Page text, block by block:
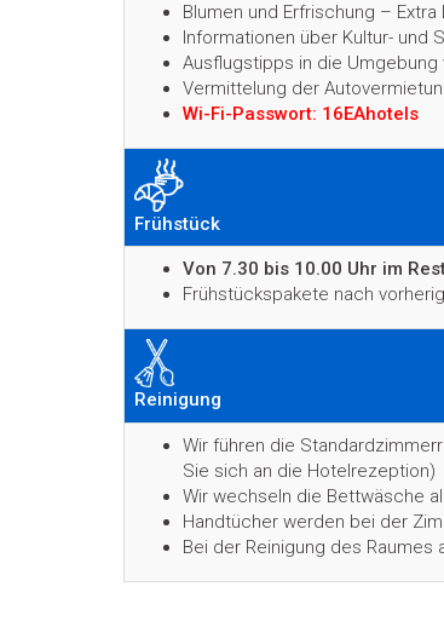
Blumen und Erfrischung –
Informationen über Kultur- und
Ausflugstipps in die Umgebung
Vermittelung der
Wi-Fi-Passwort: 16EAhotels
Frühstück
Von 7.30 bis 10.00 Uhr im
Frühstückspakete nach
Reinigung
Wir führen die
Sie sich an die Hotelrezeption)
Wir wechseln die Bettwäsche
Handtücher werden bei der
Bei der Reinigung des